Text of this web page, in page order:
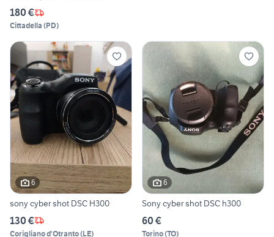
180 €
Cittadella (PD)
6
sony cyber shot DSC H300
130 €
Corigliano d'Otranto(LE)
6
Sony cyber shot DSC h300
60 €
Torino(TO)